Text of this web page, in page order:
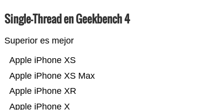
Single-Thread en Geekbench 4
Superior es mejor
Apple iPhone X
Apple iPhone XR
Apple iPhone XS Max
Apple iPhone XS